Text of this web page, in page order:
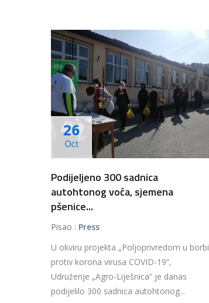
26
Oct
Podijeljeno 300 sadnica
autohtonog voća, sjemena
pšenice...
Pisao : Press
U okviru projekta „Poljoprivredom u borbi
protiv korona virusa COVID-19“,
Udruženje „Agro-Liješnica“ je danas
podijelilo 300 sadnica autohtonog...